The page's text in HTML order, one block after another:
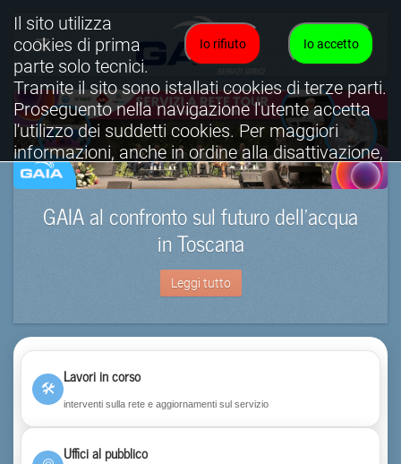
GAIA al confronto sul futuro dell’acqua
in Toscana
Leggi tutto
🛠
Lavori in corso
interventi sulla rete e aggiornamenti sul servizio
Uffici al pubblico
Io accetto
Io rifiuto
Il sito utilizza
cookies di prima
parte solo tecnici.
Tramite il sito sono istallati cookies di terze parti.
Proseguento nella navigazione l'utente accetta
l'utilizzo dei suddetti cookies. Per maggiori
informazioni, anche in ordine alla disattivazione,
è possibile consultare l'informativa cookies
completa.
Visualizza informativa completa.